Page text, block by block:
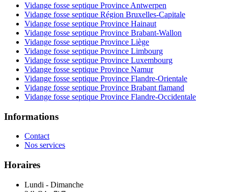
Vidange fosse septique Province Antwerpen
Vidange fosse septique Région Bruxelles-Capitale
Vidange fosse septique Province Hainaut
Vidange fosse septique Province Brabant-Wallon
Vidange fosse septique Province Liège
Vidange fosse septique Province Limbourg
Vidange fosse septique Province Luxembourg
Vidange fosse septique Province Namur
Vidange fosse septique Province Flandre-Orientale
Vidange fosse septique Province Brabant flamand
Vidange fosse septique Province Flandre-Occidentale
Informations
Contact
Nos services
Horaires
Lundi - Dimanche